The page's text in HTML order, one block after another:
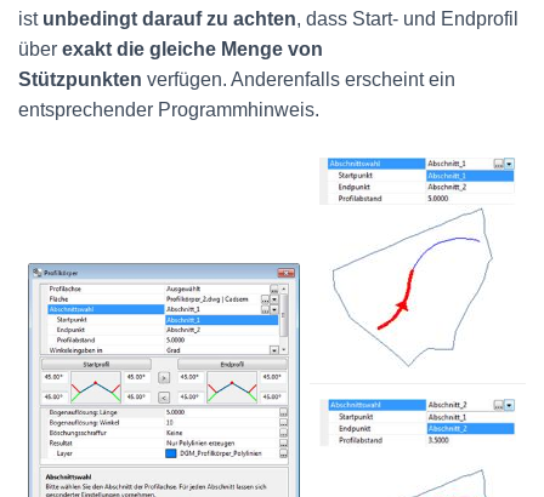
ist unbedingt darauf zu achten, dass Start- und Endprofil
über exakt die gleiche Menge von
Stützpunkten verfügen. Anderenfalls erscheint ein
entsprechender Programmhinweis.